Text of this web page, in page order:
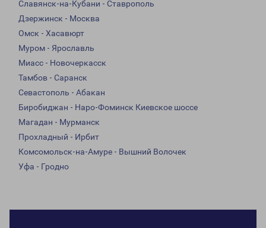
Славянск-на-Кубани - Ставрополь
Дзержинск - Москва
Омск - Хасавюрт
Муром - Ярославль
Миасс - Новочеркасск
Тамбов - Саранск
Севастополь - Абакан
Биробиджан - Наро-Фоминск Киевское шоссе
Магадан - Мурманск
Прохладный - Ирбит
Комсомольск-на-Амуре - Вышний Волочек
Уфа - Гродно